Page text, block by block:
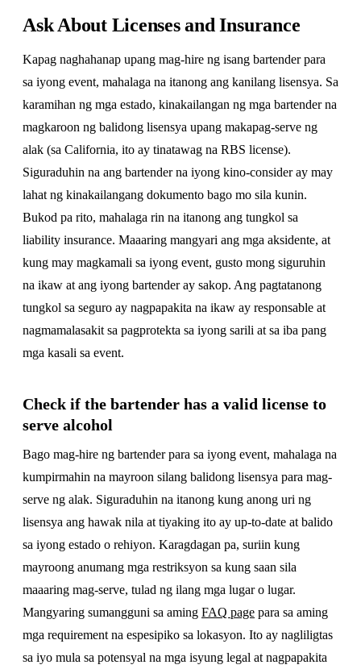
Ask About Licenses and Insurance
Kapag naghahanap upang mag-hire ng isang bartender para
sa iyong event, mahalaga na itanong ang kanilang lisensya. Sa
karamihan ng mga estado, kinakailangan ng mga bartender na
magkaroon ng balidong lisensya upang makapag-serve ng
alak (sa California, ito ay tinatawag na RBS license).
Siguraduhin na ang bartender na iyong kino-consider ay may
lahat ng kinakailangang dokumento bago mo sila kunin.
Bukod pa rito, mahalaga rin na itanong ang tungkol sa
liability insurance. Maaaring mangyari ang mga aksidente, at
kung may magkamali sa iyong event, gusto mong siguruhin
na ikaw at ang iyong bartender ay sakop. Ang pagtatanong
tungkol sa seguro ay nagpapakita na ikaw ay responsable at
nagmamalasakit sa pagprotekta sa iyong sarili at sa iba pang
mga kasali sa event.
Check if the bartender has a valid license to
serve alcohol
Bago mag-hire ng bartender para sa iyong event, mahalaga na
kumpirmahin na mayroon silang balidong lisensya para mag-
serve ng alak. Siguraduhin na itanong kung anong uri ng
lisensya ang hawak nila at tiyaking ito ay up-to-date at balido
sa iyong estado o rehiyon. Karagdagan pa, suriin kung
mayroong anumang mga restriksyon sa kung saan sila
maaaring mag-serve, tulad ng ilang mga lugar o lugar.
Mangyaring sumangguni sa aming FAQ page para sa aming
mga requirement na espesipiko sa lokasyon. Ito ay nagliligtas
sa iyo mula sa potensyal na mga isyung legal at nagpapakita